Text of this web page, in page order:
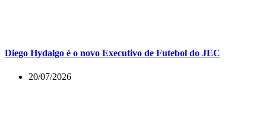
Diego Hydalgo é o novo Executivo de Futebol do JEC
20/07/2026